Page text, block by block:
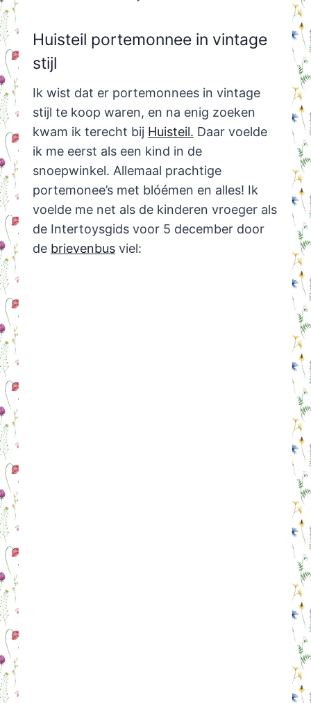
Huisteil portemonnee in vintage
stijl
Ik wist dat er portemonnees in vintage
stijl te koop waren, en na enig zoeken
kwam ik terecht bij Huisteil. Daar voelde
ik me eerst als een kind in de
snoepwinkel. Allemaal prachtige
portemonee’s met blóémen en alles! Ik
voelde me net als de kinderen vroeger als
de Intertoysgids voor 5 december door
de brievenbusviel: